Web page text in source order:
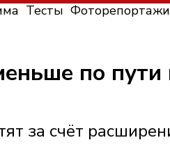
Тесты Фоторепортажи
по пути
за счёт